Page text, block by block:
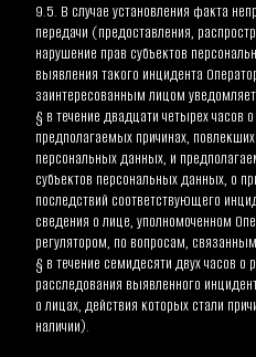
9.5. В случае установления факта
передачи (предоставления,
нарушение прав субъектов
выявления такого инцидента
заинтересованным лицом уведомляет
§ в течение двадцати четырех
предполагаемых причинах,
персональных данных, и
субъектов персональных данных, о
последствий соответствующего
сведения о лице, уполномоченном
регулятором, по вопросам,
§ в течение семидесяти двух часов о
расследования выявленного
о лицах, действия которых стали
наличии).